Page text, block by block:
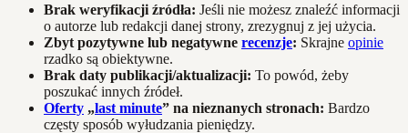
Brak weryfikacji źródła: Jeśli nie możesz znaleźć informacji
o autorze lub redakcji danej strony, zrezygnuj z jej użycia.
Zbyt pozytywne lub negatywne recenzje: Skrajne opinie
rzadko są obiektywne.
Brak daty publikacji/aktualizacji: To powód, żeby
poszukać innych źródeł.
Oferty „last minute” na nieznanych stronach: Bardzo
częsty sposób wyłudzania pieniędzy.